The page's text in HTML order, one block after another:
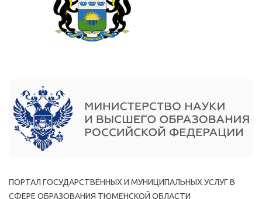
ПОРТАЛ ГОСУДАРСТВЕННЫХ И МУНИЦИПАЛЬНЫХ УСЛУГ В
СФЕРЕ ОБРАЗОВАНИЯ ТЮМЕНСКОЙ ОБЛАСТИ